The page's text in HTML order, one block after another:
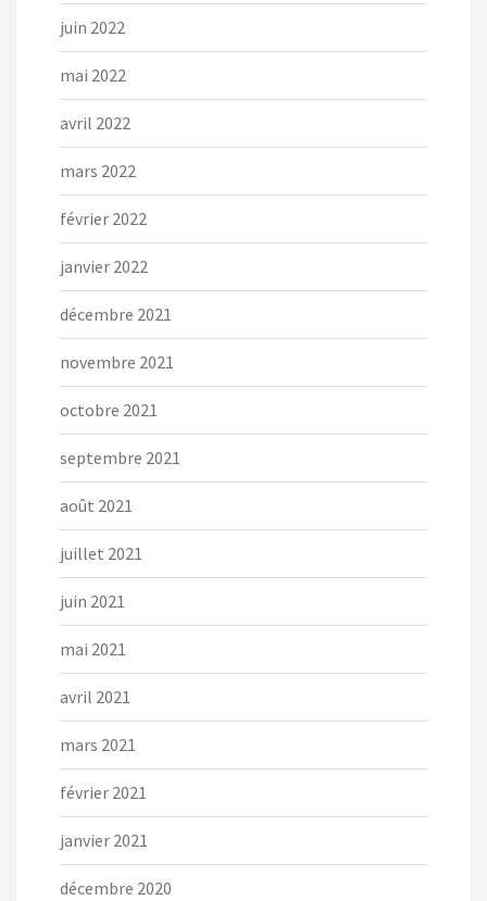
juin 2022
mai 2022
avril 2022
mars 2022
février 2022
janvier 2022
décembre 2021
novembre 2021
octobre 2021
septembre 2021
août 2021
juillet 2021
juin 2021
mai 2021
avril 2021
mars 2021
février 2021
janvier 2021
décembre 2020